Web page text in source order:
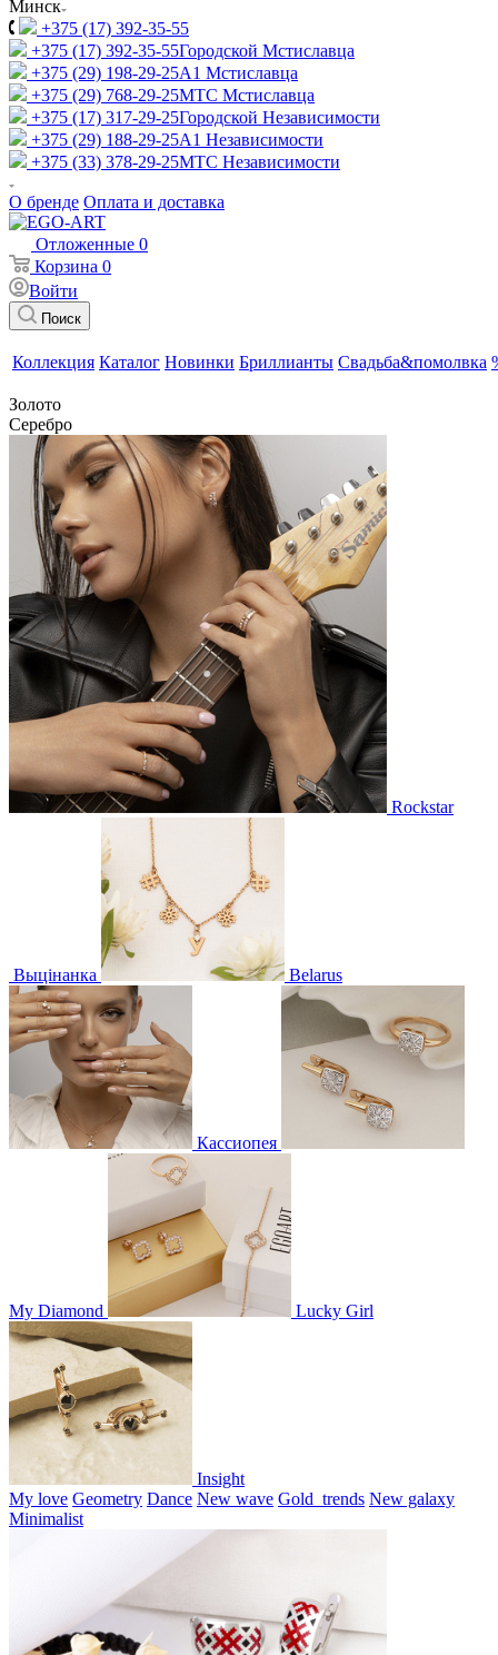
Минск
+375 (17) 392-35-55
+375 (17) 392-35-55Городской Мстиславца
+375 (29) 198-29-25A1 Мстиславца
+375 (29) 768-29-25МТС Мстиславца
+375 (17) 317-29-25Городской Независимости
+375 (29) 188-29-25A1 Независимости
+375 (33) 378-29-25МТС Независимости
О бренде Оплата и доставка
Отложенные 0
Корзина 0
Войти
Поиск
Коллекция Каталог Новинки Бриллианты Свадьба&помолвка
Золото
Серебро
Rockstar
Выцінанка Belarus
Кассиопея
My Diamond Lucky Girl
Insight
My love Geometry Dance New wave Gold_trends New galaxy
Minimalist